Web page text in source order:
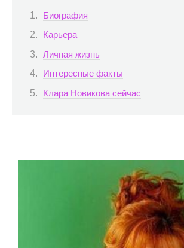
Биография
Карьера
Личная жизнь
Интересные факты
Клара Новикова сейчас